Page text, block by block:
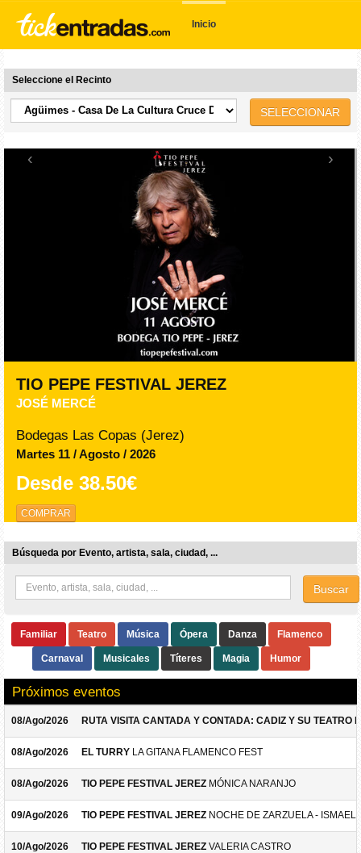
Inicio
Seleccione el Recinto
SELECCIONAR
‹ ›
TIO PEPE FESTIVAL JEREZ
JOSÉ MERCÉ
Bodegas Las Copas (Jerez)
Martes 11 / Agosto / 2026
Desde 38.50€
COMPRAR
Búsqueda por Evento, artista, sala, ciudad, ...
Buscar
Familiar Teatro Música Ópera Danza Flamenco
Carnaval Musicales Títeres Magia Humor
Próximos eventos
08/Ago/2026 RUTA VISITA CANTADA Y CONTADA: CADIZ Y SU TEATRO
08/Ago/2026 EL TURRY LA GITANA FLAMENCO FEST
08/Ago/2026 TIO PEPE FESTIVAL JEREZ MÓNICA NARANJO
09/Ago/2026 TIO PEPE FESTIVAL JEREZ NOCHE DE ZARZUELA -
10/Ago/2026 TIO PEPE FESTIVAL JEREZ VALERIA CASTRO